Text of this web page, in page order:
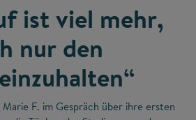
ist viel mehr,
nur den
F. im Gespräch über ihre ersten